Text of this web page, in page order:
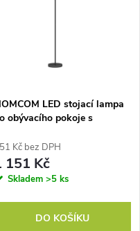
LED stojací lampa
obývacího pokoje s
s teplotou barev
4000K/6500K černá
Kč bez DPH
151 Kč
Skladem >5 ks
DO KOŠÍKU